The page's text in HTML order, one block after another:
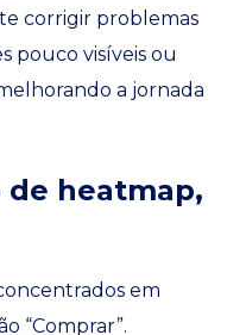
corrigir problemas
pouco visíveis ou
a jornada
de heatmap,
em
“Comprar”.